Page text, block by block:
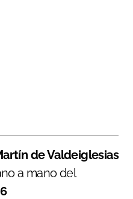
de Valdeiglesias
a mano del